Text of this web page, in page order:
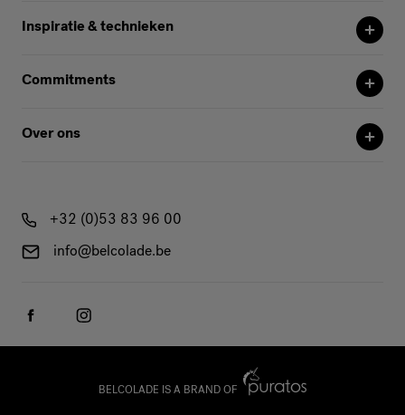
Inspiratie & technieken
Commitments
Over ons
+32 (0)53 83 96 00
info@belcolade.be
BELCOLADE IS A BRAND OF